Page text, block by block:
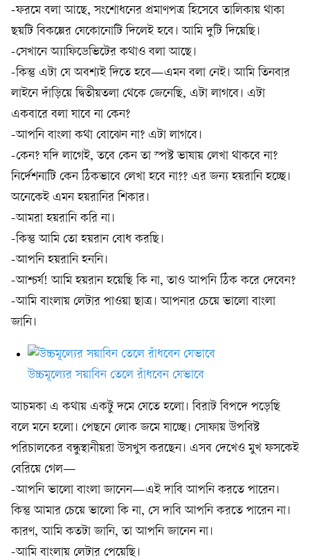
-ফরমে বলা আছে, সংশোধনের প্রমাণপত্র হিসেবে তালিকায় থাকা
ছয়টি বিকল্পের যেকোনোটি দিলেই হবে। আমি দুটি দিয়েছি।
-সেখানে অ্যাফিডেভিটের কথাও বলা আছে।
-কিন্তু এটা যে অবশ্যই দিতে হবে—এমন বলা নেই। আমি তিনবার
লাইনে দাঁড়িয়ে দ্বিতীয়তলা থেকে জেনেছি, এটা লাগবে। এটা
একবারে বলা যাবে না কেন?
-আপনি বাংলা কথা বোঝেন না? এটা লাগবে।
-কেন? যদি লাগেই, তবে কেন তা স্পষ্ট ভাষায় লেখা থাকবে না?
নির্দেশনাটি কেন ঠিকভাবে লেখা হবে না?? এর জন্য হয়রানি হচ্ছে।
অনেকেই এমন হয়রানির শিকার।
-আমরা হয়রানি করি না।
-কিন্তু আমি তো হয়রান বোধ করছি।
-আপনি হয়রানি হননি।
-আশ্চর্য! আমি হয়রান হয়েছি কি না, তাও আপনি ঠিক করে দেবেন?
-আমি বাংলায় লেটার পাওয়া ছাত্র। আপনার চেয়ে ভালো বাংলা
জানি।
উচ্চমূল্যের সয়াবিন তেলে রাঁধবেন যেভাবে
আচমকা এ কথায় একটু দমে যেতে হলো। বিরাট বিপদে পড়েছি
বলে মনে হলো। পেছনে লোক জমে যাচ্ছে। সোফায় উপবিষ্ট
পরিচালকের বন্ধুস্থানীয়রা উসখুস করছেন। এসব দেখেও মুখ ফসকেই
বেরিয়ে গেল—
-আপনি ভালো বাংলা জানেন—এই দাবি আপনি করতে পারেন।
কিন্তু আমার চেয়ে ভালো কি না, সে দাবি আপনি করতে পারেন না।
কারণ, আমি কতটা জানি, তা আপনি জানেন না।
-আমি বাংলায় লেটার পেয়েছি।